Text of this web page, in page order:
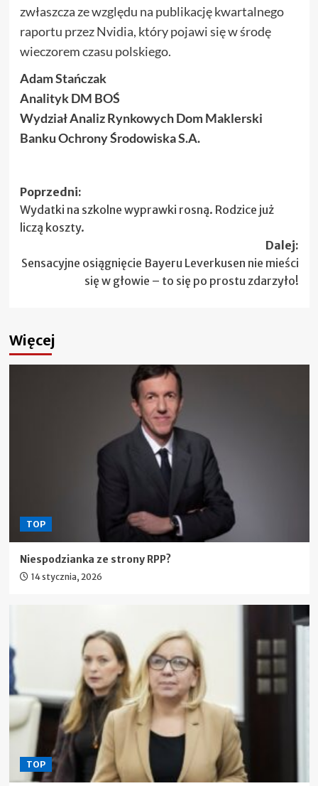
zwłaszcza ze względu na publikację kwartalnego
raportu przez Nvidia, który pojawi się w środę
wieczorem czasu polskiego.
Adam Stańczak
Analityk DM BOŚ
Wydział Analiz Rynkowych Dom Maklerski
Banku Ochrony Środowiska S.A.
Zobacz
wpisy
Poprzedni:
Wydatki na szkolne wyprawki rosną. Rodzice już
liczą koszty.
Dalej:
Sensacyjne osiągnięcie Bayeru Leverkusen nie mieści
się w głowie – to się po prostu zdarzyło!
Więcej
TOP
Niespodzianka ze strony RPP?
14 stycznia, 2026
TOP